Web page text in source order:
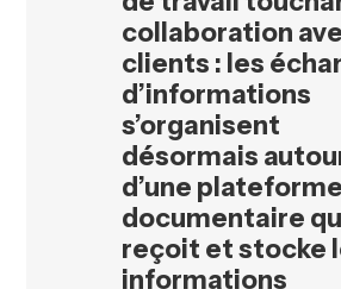
collaboration
clients : les
d’informations
s’organisent
désormais
d’une plateforme
documentaire
reçoit et stocke
informations